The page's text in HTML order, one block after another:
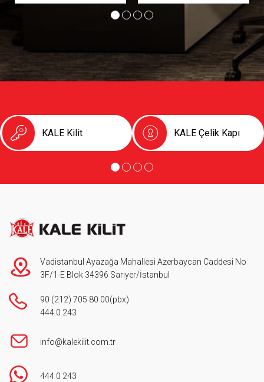
KALE Kilit KALE Çelik Kapı
Vadistanbul Ayazağa Mahallesi Azerbaycan Caddesi No
3F/1-E Blok 34396 Sarıyer/İstanbul
90 (212) 705 80 00(pbx)
444 0 243
info@kalekilit.com.tr
444 0 243